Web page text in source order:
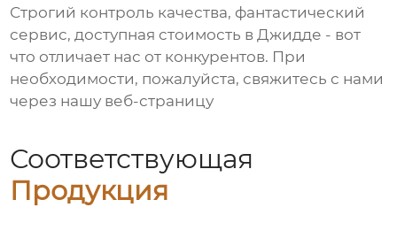
Строгий контроль качества, фантастический
сервис, доступная стоимость в Джидде - вот
что отличает нас от конкурентов. При
необходимости, пожалуйста, свяжитесь с нами
через нашу веб-страницу
Соответствующая
Продукция